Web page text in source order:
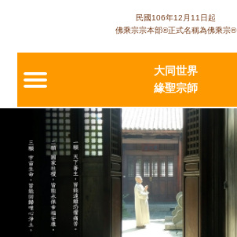
民國106年12月11日起
佛乘宗宗本部®正式名稱為佛乘宗®
大同世界
緣聖宗師